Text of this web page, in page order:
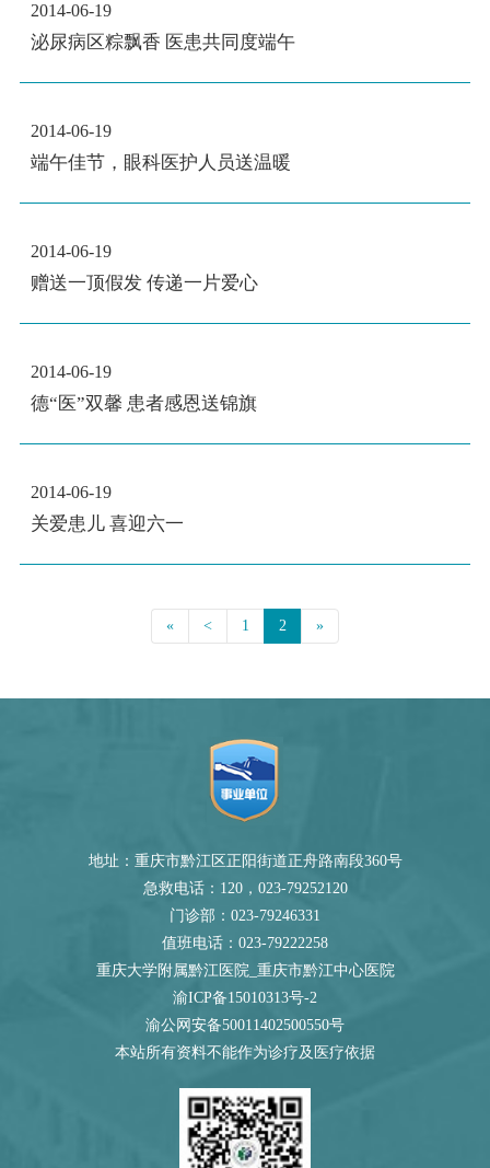
2014-06-19
泌尿病区粽飘香 医患共同度端午
2014-06-19
端午佳节，眼科医护人员送温暖
2014-06-19
赠送一顶假发 传递一片爱心
2014-06-19
德“医”双馨 患者感恩送锦旗
2014-06-19
关爱患儿 喜迎六一
« < 1 2 »
地址：重庆市黔江区正阳街道正舟路南段360号
急救电话：120，023-79252120
门诊部：023-79246331
值班电话：023-79222258
重庆大学附属黔江医院_重庆市黔江中心医院
渝ICP备15010313号-2
渝公网安备50011402500550号
本站所有资料不能作为诊疗及医疗依据